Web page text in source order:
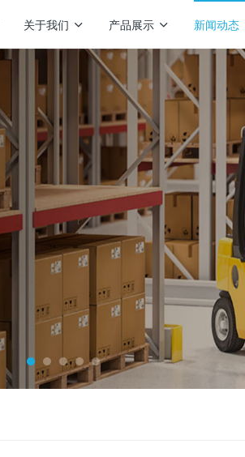
关于我们 产品展示 新闻动态